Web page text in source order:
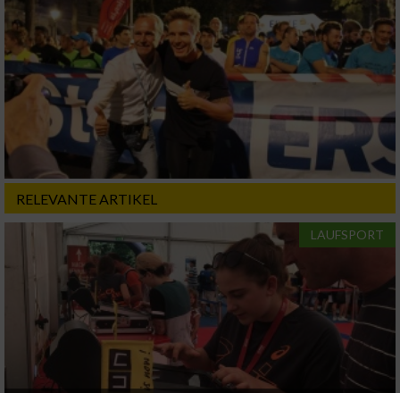
RELEVANTE ARTIKEL
LAUFSPORT
Informationen identifizieren
Nicht-IAB-Verarbeitungszwecke:
Notwendig
Performance
Werbung